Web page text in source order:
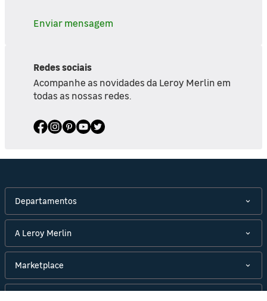
Enviar mensagem
Redes sociais
Acompanhe as novidades da Leroy Merlin em
todas as nossas redes.
Departamentos
A Leroy Merlin
Marketplace